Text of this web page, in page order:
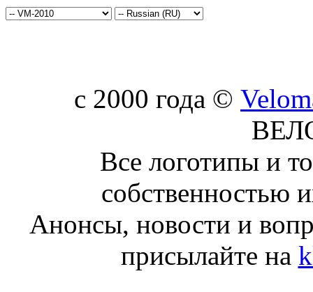
c 2000 года ©
Все логотипы и
собственностью
Анонсы, новости и
присылайте на